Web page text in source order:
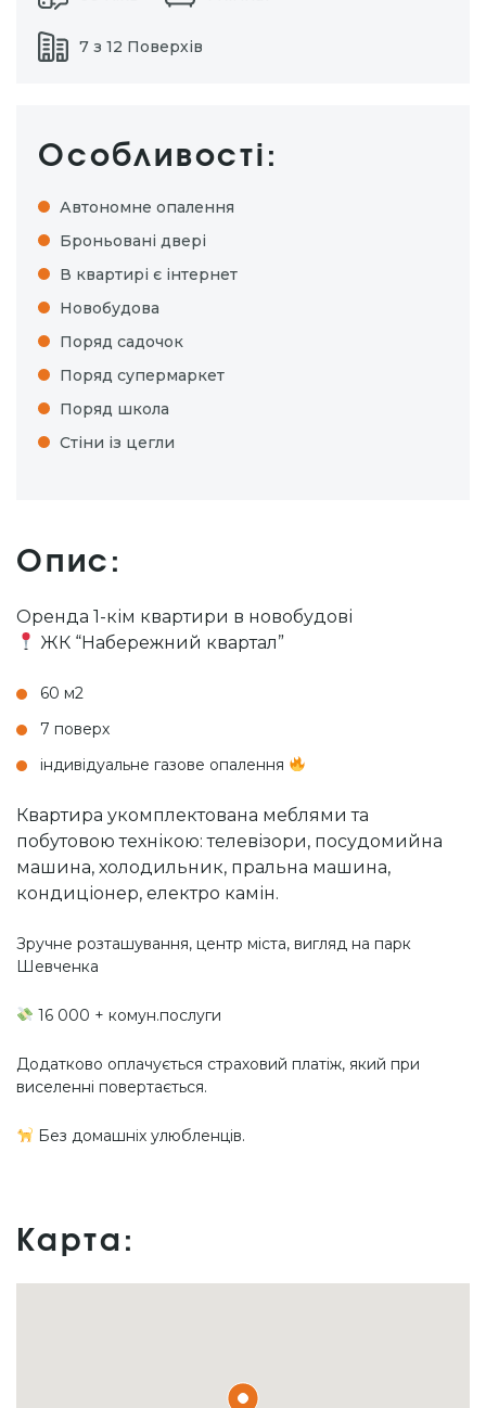
7 з 12 Поверхів
Особливості:
Автономне опалення
Броньовані двері
В квартирі є інтернет
Новобудова
Поряд садочок
Поряд супермаркет
Поряд школа
Стіни із цегли
Опис:
Оренда 1-кім квартири в новобудові
ЖК “Набережний квартал”
60 м2
7 поверх
індивідуальне газове опалення
Квартира укомплектована меблями та
побутовою технікою: телевізори, посудомийна
машина, холодильник, пральна машина,
кондиціонер, електро камін.
Зручне розташування, центр міста, вигляд на парк
Шевченка
16 000 + комун.послуги
Додатково оплачується страховий платіж, який при
виселенні повертається.
Без домашніх улюбленців.
Карта: